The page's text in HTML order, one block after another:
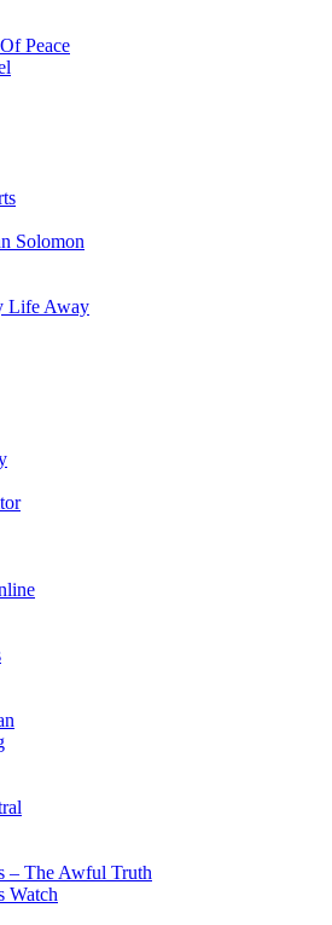
Peace
l
Solomon
Life Away
– The Awful Truth
Watch